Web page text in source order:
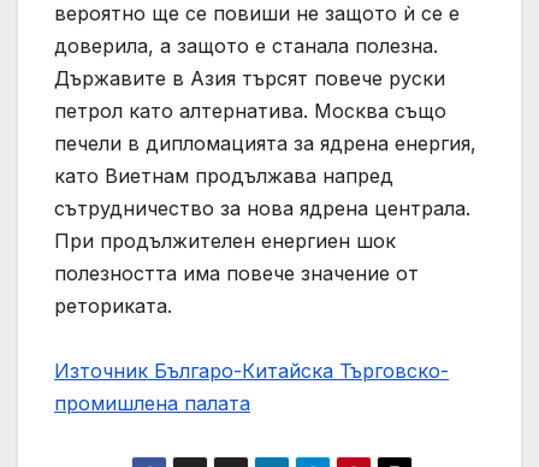
вероятно ще се повиши не защото ѝ се е
доверила, а защото е станала полезна.
Държавите в Азия търсят повече руски
петрол като алтернатива. Москва също
печели в дипломацията за ядрена енергия,
като Виетнам продължава напред
сътрудничество за нова ядрена централа.
При продължителен енергиен шок
полезността има повече значение от
реториката.
Източник Българо-Китайска Търговско-
промишлена палaта